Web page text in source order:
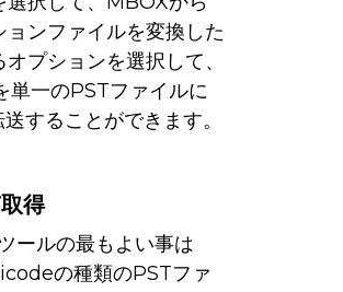
ンファイルを変換した
プションを選択して、
単一のPSTファイルに
ることができます。
得
ールの最もよい事は
の種類のPSTファ